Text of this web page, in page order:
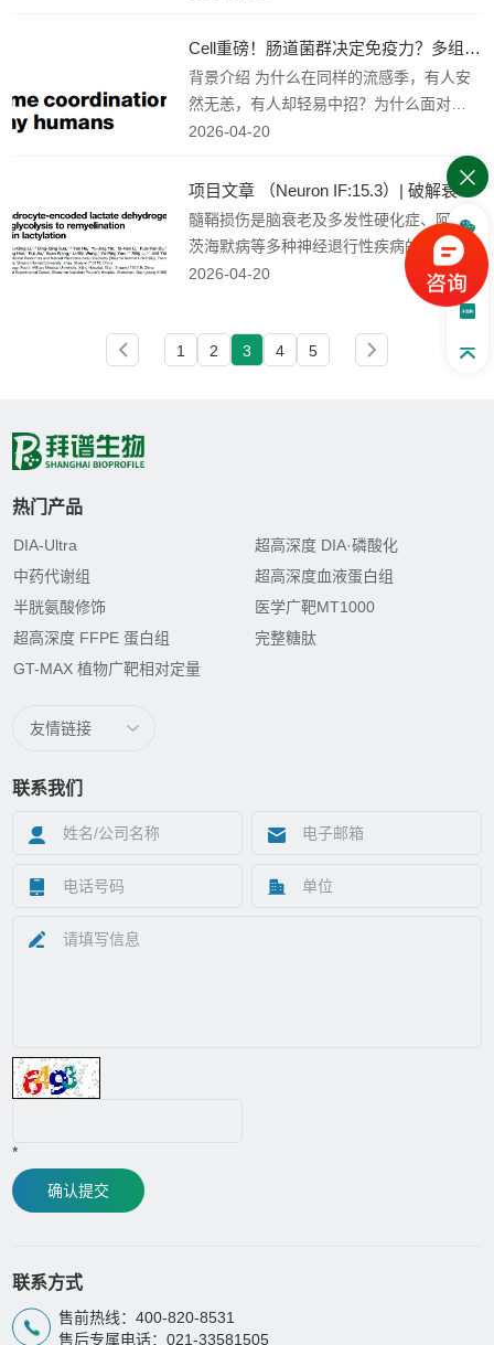
me） 密切相关。 近期，一项发表于Natur
e Communications的研究，基于UK Bioba
nk近4万人大样本数据，整合暴露组+机器
Cell重磅！肠道菌群决定免疫力？多组学揭示肠道微生物与...
背景介绍 为什么在同样的流感季，有人安
然无恙，有人却轻易中招？为什么面对同
一种肿瘤免疫疗法，患者的响应率却天差
地别？这种免疫力的差异，并非完全由基
因决定，而与肠道菌群密切相关。 近日，
加州大学旧金山分校的研究团队在《Cell》
发表了一项具有里程碑意义的研究，通过
多组学整合分析证实：人体免疫系统中一
2026-04-20
项目文章 （Neuron IF:15.3）| 破解衰老与痴呆！乳酸化竟...
髓鞘损伤是脑衰老及多发性硬化症、阿尔
茨海默病等多种神经退行性疾病的共同病
理特征。目前已知葡萄糖代谢紊乱与髓鞘
病变密切相关，但成熟少突胶质细胞通过
常为何会导致髓鞘修复失败，仍有待阐
2026-04-20
1 2 3 4 5
热门产品
DIA-Ultra
超高深度 DIA·磷酸化
中药代谢组
超高深度血液蛋白组
半胱氨酸修饰
医学广靶MT1000
超高深度 FFPE 蛋白组
完整糖肽
GT-MAX 植物广靶相对定量
友情链接
联系我们
*
确认提交
联系方式
售前热线：400-820-8531
售后专属电话：021-33581505